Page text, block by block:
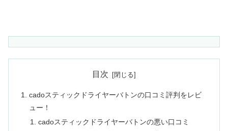
目次
cadoスティックドライヤーバトンの口コミ評判をレビ
ュー！
cadoスティックドライヤーバトンの悪い口コミ